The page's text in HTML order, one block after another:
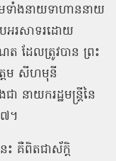
មទាំងនាយទាហាននាយ
អរសាទរដោយ
ដែលត្រូវបាន ព្រះ
ត្តម សីហមុនី
ា នាយករដ្ឋមន្ត្រីនៃ
៧។
េះ គឺពិតជាស័ក្តិ